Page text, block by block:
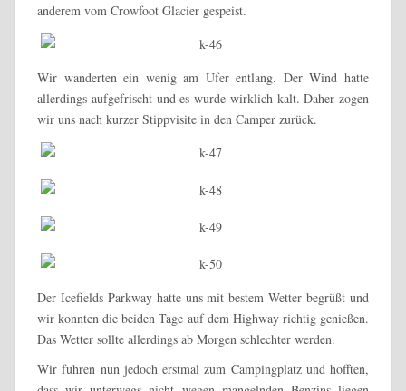
anderem vom Crowfoot Glacier gespeist.
Wir wanderten ein wenig am Ufer entlang. Der Wind hatte
allerdings aufgefrischt und es wurde wirklich kalt. Daher zogen
wir uns nach kurzer Stippvisite in den Camper zurück.
Der Icefields Parkway hatte uns mit bestem Wetter begrüßt und
wir konnten die beiden Tage auf dem Highway richtig genießen.
Das Wetter sollte allerdings ab Morgen schlechter werden.
Wir fuhren nun jedoch erstmal zum Campingplatz und hofften,